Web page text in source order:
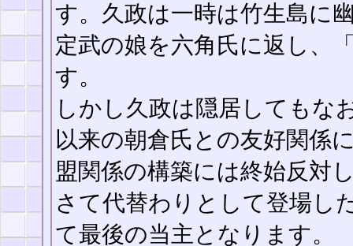
す。久政は一時は竹生島に
定武の娘を六角氏に返し、
す。
しかし久政は隠居してもな
以来の朝倉氏との友好関係
盟関係の構築には終始反対
さて代替わりとして登場し
て最後の当主となります。